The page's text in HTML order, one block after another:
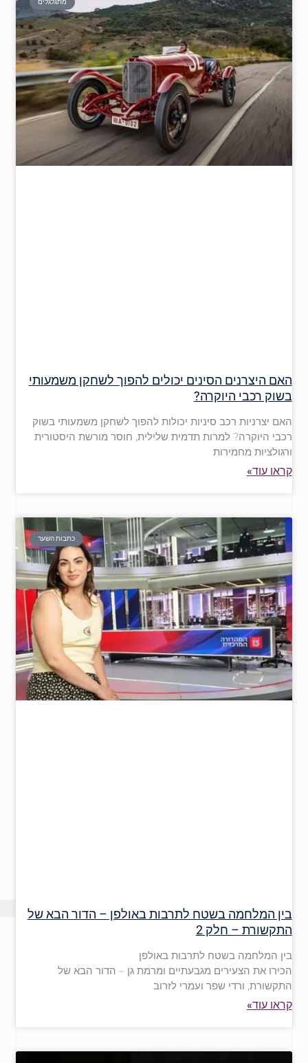
מתגלגלים
האם היצרנים הסינים יכולים להפוך לשחקן משמעותי
בשוק רכבי היוקרה?
האם יצרניות רכב סיניות יכולות להפוך לשחקן משמעותי בשוק
רכבי היוקרה? למרות תדמית שלילית, חוסר מורשת היסטורית
ורגולציות מחמירות
קראו עוד»
כתבות השער
בין המלחמה בשטח לתרבות באולפן – הדור הבא של
התקשורת – חלק 2
בין המלחמה בשטח לתרבות באולפן
הכירו את הצעירים מגבעתיים ומרמת גן – הדור הבא של
התקשורת, ורדי שפר ועמרי לזרוב
קראו עוד»